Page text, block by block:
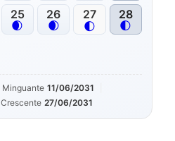
25
🌒
26
🌒
27
🌓
28
🌓
Minguante 11/06/2031
Crescente 27/06/2031